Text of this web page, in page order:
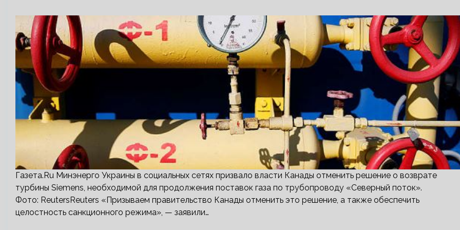
Газета.Ru Минэнерго Украины в социальных сетях призвало власти Канады отменить решение о возврате
турбины Siemens, необходимой для продолжения поставок газа по трубопроводу «Северный поток».
Фото: ReutersReuters «Призываем правительство Канады отменить это решение, а также обеспечить
целостность санкционного режима», — заявили…